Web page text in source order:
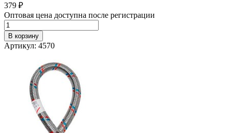
379 ₽
Оптовая цена доступна после регистрации
В корзину
Артикул: 4570